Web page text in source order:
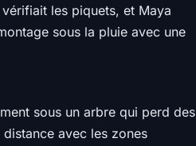
les piquets, et Maya
sous la pluie avec une
sous un arbre qui perd des
avec les zones